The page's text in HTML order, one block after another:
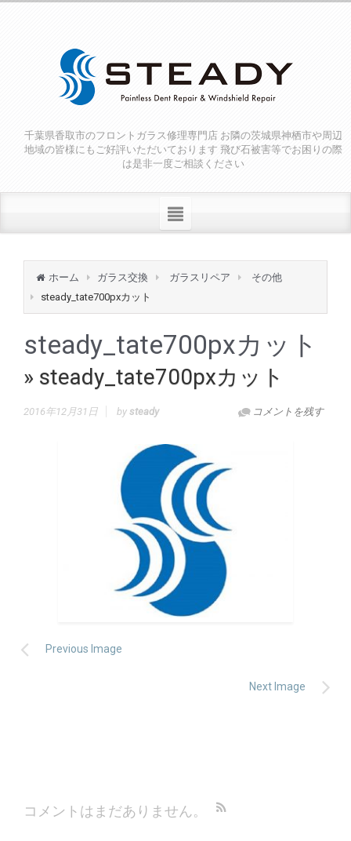
千葉県香取市のフロントガラス修理専門店 お隣の茨城県神栖市や周辺
地域の皆様にもご好評いただいております 飛び石被害等でお困りの際
は是非一度ご相談ください
ホーム ガラス交換 ガラスリペア
その他
steady_tate700pxカット
steady_tate700pxカット
» steady_tate700pxカット
2016年12月31日 コメントを残す
by steady
Previous Image
Next Image
コメントはまだありません。